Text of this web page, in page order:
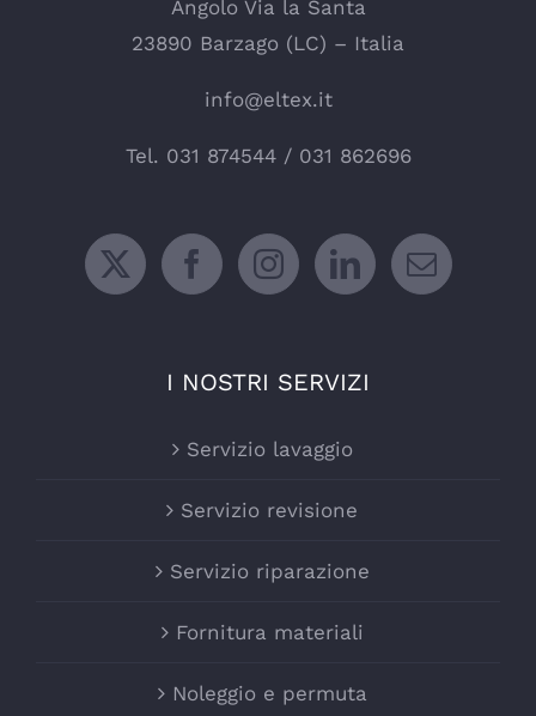
Angolo Via la Santa
23890 Barzago (LC) – Italia
info@eltex.it
Tel. 031 874544/ 031 862696
I NOSTRI SERVIZI
Servizio lavaggio
Servizio revisione
Servizio riparazione
Fornitura materiali
Noleggio e permuta